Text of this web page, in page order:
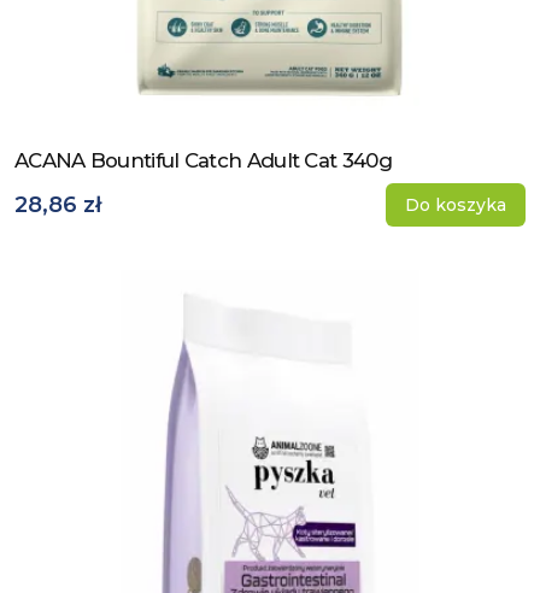
Zobacz produkt
ACANA Bountiful Catch Adult Cat 340g
28,86 zł Do koszyka